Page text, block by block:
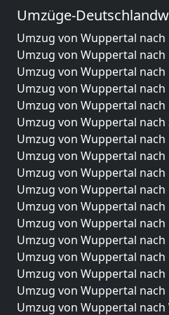
Umzüge-
Umzug von Wuppertal nach
Umzug von Wuppertal
Umzug von Wuppertal
Umzug von Wuppertal nach
Umzug von Wuppertal
Umzug von Wuppertal
Umzug von Wuppertal
Umzug von Wuppertal nach
Umzug von Wuppertal
Umzug von Wuppertal nach
Umzug von Wuppertal nach
Umzug von Wuppertal nach
Umzug von Wuppertal
Umzug von Wuppertal
Umzug von Wuppertal
Umzug von Wuppertal nach
Umzug von Wuppertal